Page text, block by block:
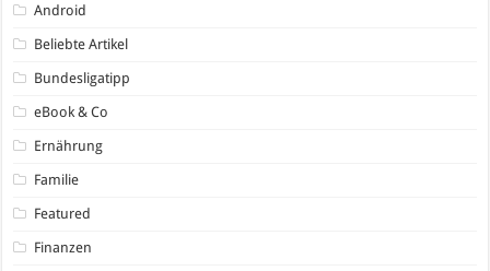
Android
Beliebte Artikel
Bundesligatipp
eBook & Co
Ernährung
Familie
Featured
Finanzen